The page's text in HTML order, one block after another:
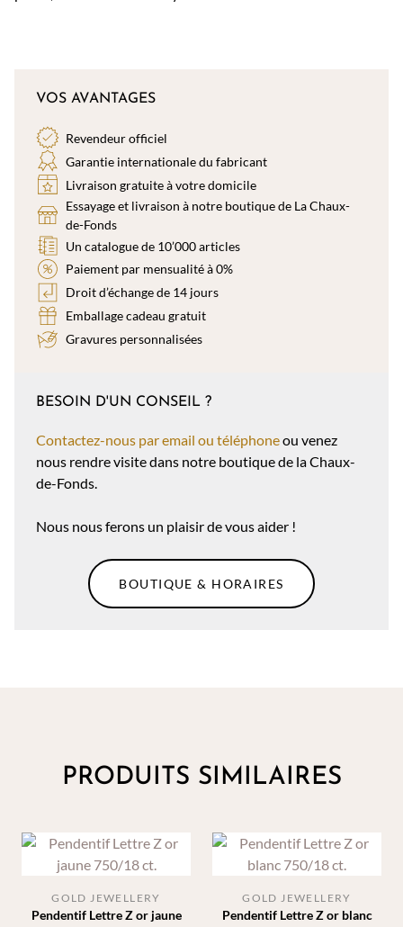
VOS AVANTAGES
Revendeur officiel
Garantie internationale du fabricant
Livraison gratuite à votre domicile
Essayage et livraison à notre boutique de La Chaux-
de-Fonds
Un catalogue de 10’000 articles
Paiement par mensualité à 0%
Droit d’échange de 14 jours
Emballage cadeau gratuit
Gravures personnalisées
BESOIN D'UN CONSEIL ?
Contactez-nous par email ou téléphoneou venez
nous rendre visite dans notre boutique de la Chaux-
de-Fonds.
Nous nous ferons un plaisir de vous aider !
BOUTIQUE & HORAIRES
PRODUITS SIMILAIRES
Pendentif Lettre Z or jaune
GOLD JEWELLERY
Pendentif Lettre Z or blanc
GOLD JEWELLERY